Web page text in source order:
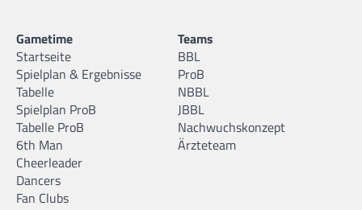
Gametime
Startseite
Spielplan & Ergebnisse
Tabelle
Spielplan ProB
Tabelle ProB
6th Man
Cheerleader
Dancers
Fan Clubs
Teams
BBL
ProB
NBBL
JBBL
Nachwuchskonzept
Ärzteteam